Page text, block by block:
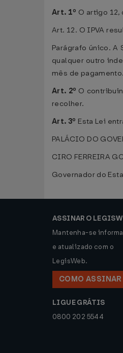
Art. 1º O artigo 12,
Art. 12. O IPVA
Parágrafo único.
qualquer outro
mês de pagamento.
Art. 2º O
recolher.
Art. 3º Esta Lei
PALÁCIO DO
CIRO FERREIRA
Governador do
ASSINAR O
Mantenha-se
e atualizado com o
LegisWeb.
COMO ASSINAR
LIGUE GRÁTIS
0800 202 5544